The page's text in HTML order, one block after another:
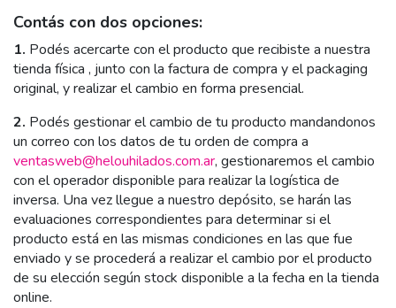
Contás con dos opciones:
1. Podés acercarte con el producto que recibiste a nuestra
tienda física , junto con la factura de compra y el packaging
original, y realizar el cambio en forma presencial.
2. Podés gestionar el cambio de tu producto mandandonos
un correo con los datos de tu orden de compra a
ventasweb@helouhilados.com.ar, gestionaremos el cambio
con el operador disponible para realizar la logística de
inversa. Una vez llegue a nuestro depósito, se harán las
evaluaciones correspondientes para determinar si el
producto está en las mismas condiciones en las que fue
enviado y se procederá a realizar el cambio por el producto
de su elección según stock disponible a la fecha en la tienda
online.